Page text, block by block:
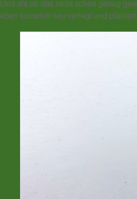
Und als ob das nicht schon genug
eben komplett neu verlegt und planiert.